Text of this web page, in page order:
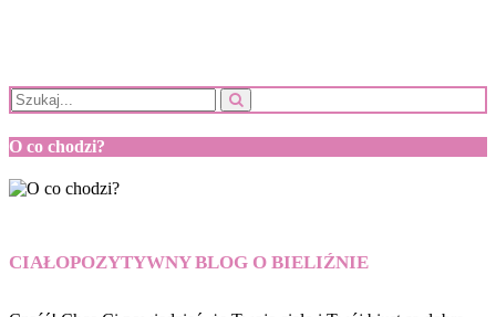
O co chodzi?
CIAŁOPOZYTYWNY BLOG O BIELIŹNIE